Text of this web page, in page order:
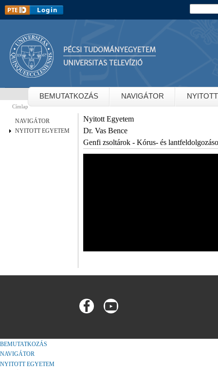
PÉCSI TUDOMÁNYEGYETEM
UNIVERSITAS TELEVÍZIÓ
BEMUTATKOZÁS NAVIGÁTOR
Jelenlegi hely
Címlap
NAVIGÁTOR
NYITOTT EGYETEM
Nyitott Egyetem
Dr. Vas Bence
Genfi zsoltárok - Kórus- és
BEMUTATKOZÁS
NAVIGÁTOR
NYITOTT EGYETEM